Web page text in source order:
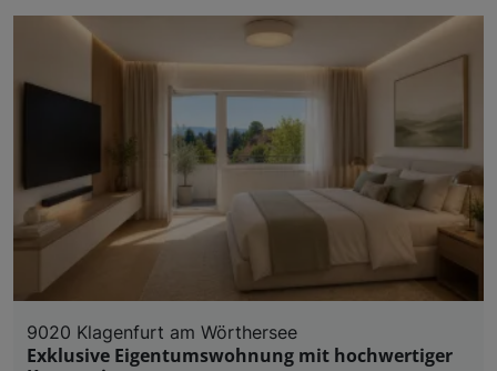
9020 Klagenfurt am Wörthersee
Exklusive Eigentumswohnung mit hochwertiger